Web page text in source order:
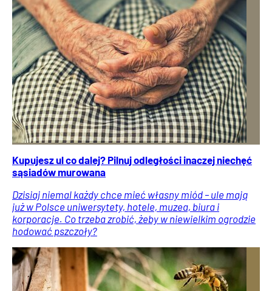
Kupujesz ul co dalej? Pilnuj odległości inaczej niechęć
sąsiadów murowana
Dzisiaj niemal każdy chce mieć własny miód – ule mają
już w Polsce uniwersytety, hotele, muzea, biura i
korporacje. Co trzeba zrobić, żeby w niewielkim ogrodzie
hodować pszczoły?